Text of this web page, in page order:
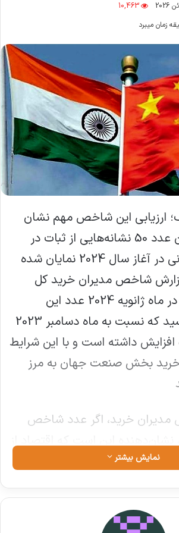
10,463
ارزیابی این شاخص مهم نشان
می‌دهد با رسیدن عدد 50 نشانه‌هایی از ثبات در
بخش تولید جهانی در آغاز سال 2024 نمایان شده
شاخص مدیران خرید کل
اقتصاد در جهان در ماه ژانویه 2024 عدد این
شاخص به 50 رسید که نسبت به ماه دسامبر 2023
داشته است و با این شرایط
بخش صنعت جهان به مرز
خرید، اگر عدد شاخص
به عدد به دست آمده در ماه
گفت صنعت جهان در رکود
نمایش بیشتر